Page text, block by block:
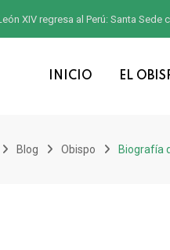
XIV regresa al Perú: Santa
INICIO EL
Blog Obispo Biografía